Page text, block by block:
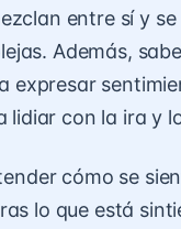
entre sí y
Además,
expresar
lidiar con la ira y
cómo se
lo que está